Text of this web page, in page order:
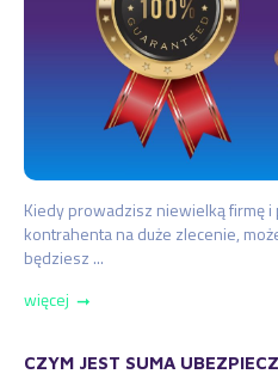
Kiedy prowadzisz niewielką firmę i
kontrahenta na duże zlecenie,
będziesz ...
więcej ➞
CZYM JEST SUMA